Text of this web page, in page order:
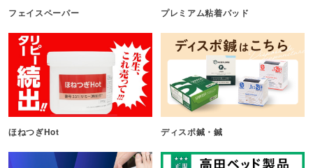
フェイスペーパー プレミアム粘着パッド
ほねつぎHot ディスポ鍼・鍼